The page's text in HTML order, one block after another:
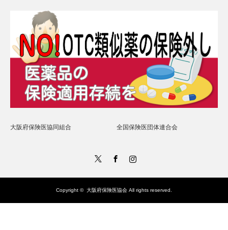
大阪府保険医協同組合 全国保険医団体連合会
Instagram
Copyright © 大阪府保険医協会 All rights reserved.